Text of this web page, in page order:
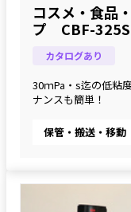
コスメ・食品
プ CBF-325S
カタログあり
30ｍPa・s迄の低粘
ナンスも簡単！
保管・搬送・移動